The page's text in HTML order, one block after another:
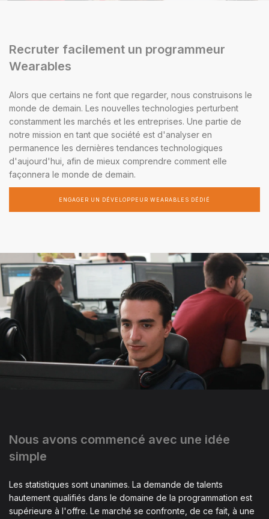
Recruter facilement un programmeur
Wearables
Alors que certains ne font que regarder, nous construisons le
monde de demain. Les nouvelles technologies perturbent
constamment les marchés et les entreprises. Une partie de
notre mission en tant que société est d'analyser en
permanence les dernières tendances technologiques
d'aujourd'hui, afin de mieux comprendre comment elle
façonnera le monde de demain.
ENGAGER UN DÉVELOPPEUR WEARABLES DÉDIÉ
Nous avons commencé avec une idée
simple
Les statistiques sont unanimes. La demande de talents
hautement qualifiés dans le domaine de la programmation est
supérieure à l'offre. Le marché se confronte, de ce fait, à une